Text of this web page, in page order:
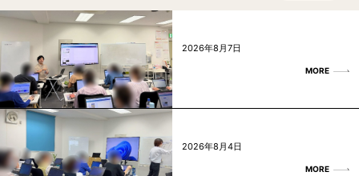
2026年8月7日
MORE
2026年8月4日
MORE